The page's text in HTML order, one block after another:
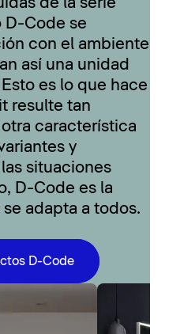
de la serie
D-Code se
con el ambiente
así una unidad
es lo que hace
resulte tan
característica
y
situaciones
D-Code es la
adapta a todos.
D-Code